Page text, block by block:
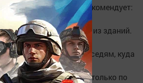
Татарстан рекомендует:
время сильной метели
случаях выходите из зданий.
членам семьи или соседям, куда
можно двигаться только по